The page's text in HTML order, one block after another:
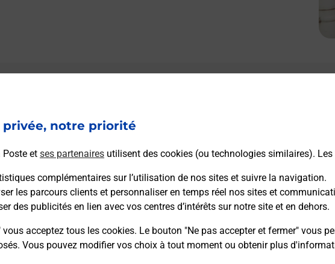
notre priorité
Poste et ses partenaires utilisent des cookies (ou technologies similaires).
complémentaires sur l’utilisation de nos sites et suivre la navigation.
les parcours clients et personnaliser en temps réel nos sites et
des publicités en lien avec vos centres d’intérêts sur notre site et en dehors.
acceptez tous les cookies. Le bouton "Ne pas accepter et fermer" vous
Vous pouvez modifier vos choix à tout moment ou obtenir plus
vendredià